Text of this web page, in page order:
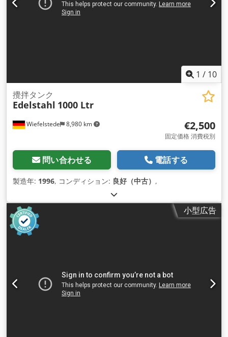
1 / 10
Wiefelstede 8,980 km
攪拌タンク
Edelstahl 1000 Ltr
€2,500
固定価格 消費税別
問い合わせる 電話する
製造年: 1996, コンディション: 良好（中古） ,
小型広告